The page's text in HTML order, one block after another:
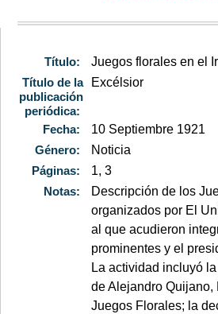
Título:
Juegos florales en el
Título de la
publicación
periódica:
Excélsior
Fecha:
10 Septiembre 1921
Género:
Noticia
Páginas:
1, 3
Notas:
Descripción de los
organizados por El
al que acudieron
prominentes y el
La actividad incluyó
de Alejandro Quijano,
Juegos Florales; la